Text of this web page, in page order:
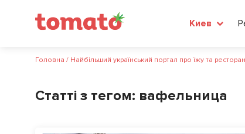
Киев
Головна / Найбільший український портал про їжу та
Статті з тегом: вафельница